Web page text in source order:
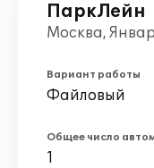
ПаркЛейн
Москва,
Вариант работы
Файловый
Общее число
1